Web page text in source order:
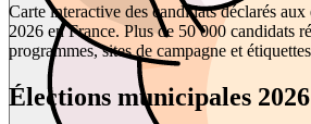
Carte interactive des candidats déclarés
2026 en France. Plus de 50 000 candidats
programmes, sites de campagne et
Élections municipales 2026